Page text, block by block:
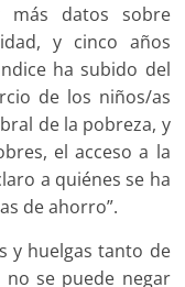
más datos sobre
y cinco años
ha subido del
de los niños/as
de la pobreza, y
el acceso a la
a quiénes se ha
de ahorro”.
y huelgas tanto de
se puede negar